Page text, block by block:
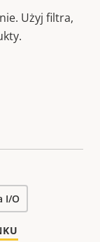
Użyj filtra,
I/O